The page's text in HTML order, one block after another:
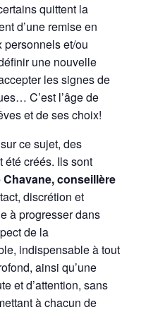
quittent la
d’une remise en
et/ou
une nouvelle
les signes de
C’est l’âge de
et de ses choix!
ce sujet, des
été créés. Ils sont
conseillère
discrétion et
à progresser dans
de la
indispensable à tout
ainsi qu’une
et d’attention, sans
à chacun de